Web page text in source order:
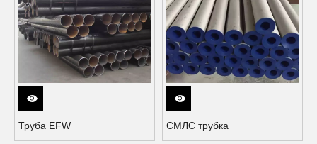
Труба EFW СМЛС трубка